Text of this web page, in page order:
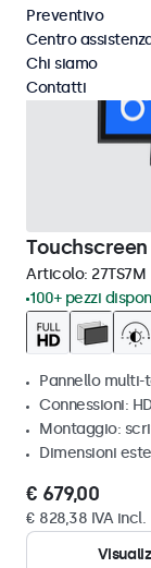
Articolo: 27TS7M
100+ pezzi
Pannello multi-
Connessioni:
Montaggio:
Dimensioni
€ 679,00
€ 828,38 IVA incl.
Preventivo
Centro
Chi siamo
Contatti